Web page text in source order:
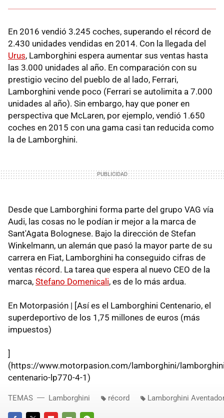
En 2016 vendió 3.245 coches, superando el récord de
2.430 unidades vendidas en 2014. Con la llegada del
Urus, Lamborghini espera aumentar sus ventas hasta
las 3.000 unidades al año. En comparación con su
prestigio vecino del pueblo de al lado, Ferrari,
Lamborghini vende poco (Ferrari se autolimita a 7.000
unidades al año). Sin embargo, hay que poner en
perspectiva que McLaren, por ejemplo, vendió 1.650
coches en 2015 con una gama casi tan reducida como
la de Lamborghini.
Desde que Lamborghini forma parte del grupo VAG vía
Audi, las cosas no le podían ir mejor a la marca de
Sant'Agata Bolognese. Bajo la dirección de Stefan
Winkelmann, un alemán que pasó la mayor parte de su
carrera en Fiat, Lamborghini ha conseguido cifras de
ventas récord. La tarea que espera al nuevo CEO de la
marca, Stefano Domenicali, es de lo más ardua.
En Motorpasión | [Así es el Lamborghini Centenario, el
superdeportivo de los 1,75 millones de euros (más
impuestos)
]
(https://www.motorpasion.com/lamborghini/
centenario-lp770-4-1)
TEMAS Lamborghini récord Lamborghini